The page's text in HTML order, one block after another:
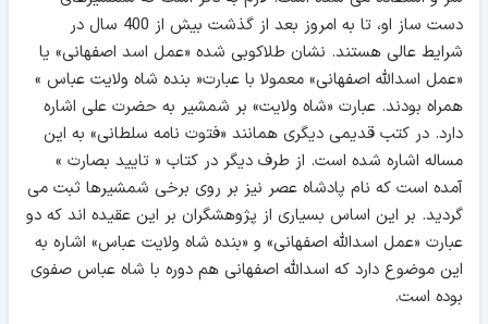
دست ساز او، تا به امروز بعد از گذشت بيش از 400 سال در
شرايط عالی هستند. نشان طلاکوبی شده «عمل اسد اصفهانی» يا
«عمل اسدالله اصفهانی» معمولا با عبارت« بنده شاه ولايت عباس »
همراه بودند. عبارت «شاه ولايت» بر شمشير به حضرت علی اشاره
دارد. در کتب قديمی دیگری همانند «فتوت نامه سلطانی» به این
مساله اشاره شده است. از طرف ديگر در کتاب « تاييد بصارت »
آمده است که نام پادشاه عصر نیز بر روی برخی شمشيرها ثبت می
گردید. بر این اساس بسياری از پژوهشگران بر اين عقیده اند که دو
عبارت «عمل اسدالله اصفهانی» و «بنده شاه ولايت عباس» اشاره به
این موضوع دارد که اسدالله اصفهانی هم دوره با شاه عباس صفوی
بوده است.